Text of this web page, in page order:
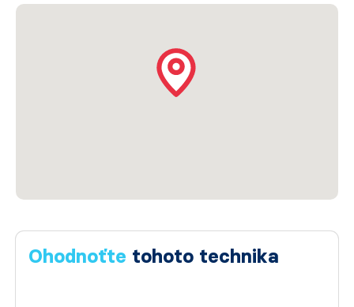
Ohodnoťte tohoto technika